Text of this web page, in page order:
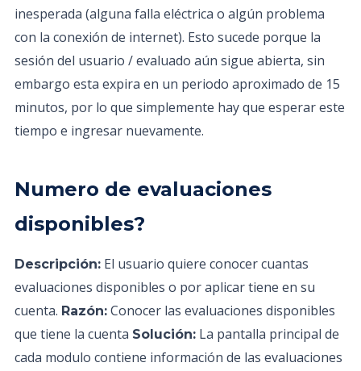
inesperada (alguna falla eléctrica o algún problema
con la conexión de internet). Esto sucede porque la
sesión del usuario / evaluado aún sigue abierta, sin
embargo esta expira en un periodo aproximado de 15
minutos, por lo que simplemente hay que esperar este
tiempo e ingresar nuevamente.
Numero de evaluaciones
disponibles?
Descripción: El usuario quiere conocer cuantas
evaluaciones disponibles o por aplicar tiene en su
cuenta. Razón: Conocer las evaluaciones disponibles
que tiene la cuenta Solución: La pantalla principal de
cada modulo contiene información de las evaluaciones